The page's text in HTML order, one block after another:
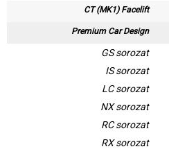
CT (MK1) Facelift
Premium Car Design
GS sorozat
IS sorozat
LC sorozat
NX sorozat
RC sorozat
RX sorozat